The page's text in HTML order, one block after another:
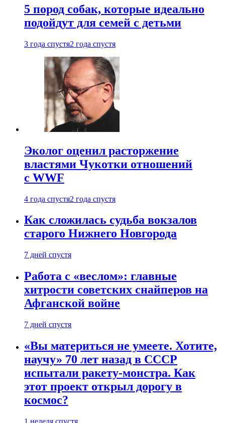
5 пород собак, которые идеально
подойдут для семей с детьми
3 года спустя2 года спустя
Эколог оценил расторжение
властями Чукотки отношений
с WWF
4 года спустя2 года спустя
Как сложилась судьба вокзалов
старого Нижнего Новгорода
7 дней спустя
Работа с «веслом»: главные
хитрости советских снайперов на
Афганской войне
7 дней спустя
«Вы материться не умеете. Хотите,
научу» 70 лет назад в СССР
испытали ракету-монстра. Как
этот проект открыл дорогу в
космос?
1 неделя спустя